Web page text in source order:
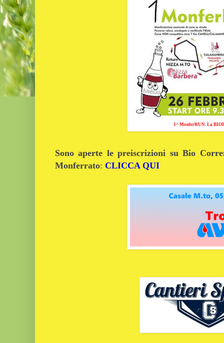
1^ MonferRUN. La
Sono aperte le preiscrizioni su Bio
Monferrato: CLICCA QUI